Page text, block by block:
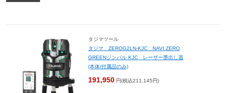
タジマツール
タジマ ZEROG2LN-KJC NAVI ZERO
GREENジンバル KJC レーザー墨出し器
(本体/付属品のみ)
191,950 円(税込211,145円)